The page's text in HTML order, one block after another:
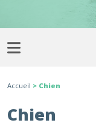
Accueil > Chien
Chien